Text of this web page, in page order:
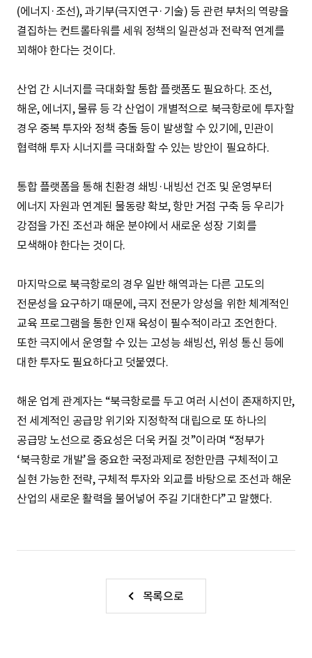
(에너지·조선), 과기부(극지연구·기술) 등 관련 부처의 역량을
결집하는 컨트롤타워를 세워 정책의 일관성과 전략적 연계를
꾀해야 한다는 것이다.
산업 간 시너지를 극대화할 통합 플랫폼도 필요하다. 조선,
해운, 에너지, 물류 등 각 산업이 개별적으로 북극항로에 투자할
경우 중복 투자와 정책 충돌 등이 발생할 수 있기에, 민관이
협력해 투자 시너지를 극대화할 수 있는 방안이 필요하다.
통합 플랫폼을 통해 친환경 쇄빙·내빙선 건조 및 운영부터
에너지 자원과 연계된 물동량 확보, 항만 거점 구축 등 우리가
강점을 가진 조선과 해운 분야에서 새로운 성장 기회를
모색해야 한다는 것이다.
마지막으로 북극항로의 경우 일반 해역과는 다른 고도의
전문성을 요구하기 때문에, 극지 전문가 양성을 위한 체계적인
교육 프로그램을 통한 인재 육성이 필수적이라고 조언한다.
또한 극지에서 운영할 수 있는 고성능 쇄빙선, 위성 통신 등에
대한 투자도 필요하다고 덧붙였다.
해운 업계 관계자는 “북극항로를 두고 여러 시선이 존재하지만,
전 세계적인 공급망 위기와 지정학적 대립으로 또 하나의
공급망 노선으로 중요성은 더욱 커질 것”이라며 “정부가
‘북극항로 개발’을 중요한 국정과제로 정한만큼 구체적이고
실현 가능한 전략, 구체적 투자와 외교를 바탕으로 조선과 해운
산업의 새로운 활력을 불어넣어 주길 기대한다”고 말했다.
목록으로